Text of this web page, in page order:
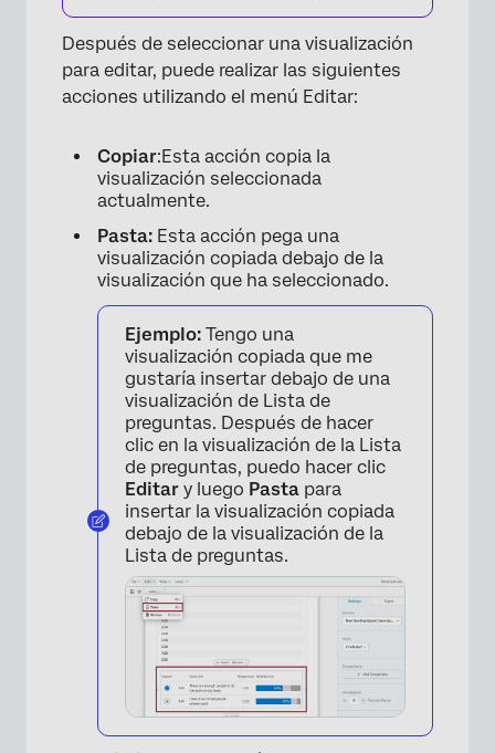
×
Después de seleccionar una visualización
para editar, puede realizar las siguientes
acciones utilizando el menú Editar:
Copiar:Esta acción copia la
visualización seleccionada
actualmente.
Pasta: Esta acción pega una
visualización copiada debajo de la
visualización que ha seleccionado.
Ejemplo: Tengo una
visualización copiada que me
gustaría insertar debajo de una
visualización de Lista de
preguntas. Después de hacer
clic en la visualización de la Lista
de preguntas, puedo hacer clic
Editar y luego Pasta para
insertar la visualización copiada
debajo de la visualización de la
Lista de preguntas.